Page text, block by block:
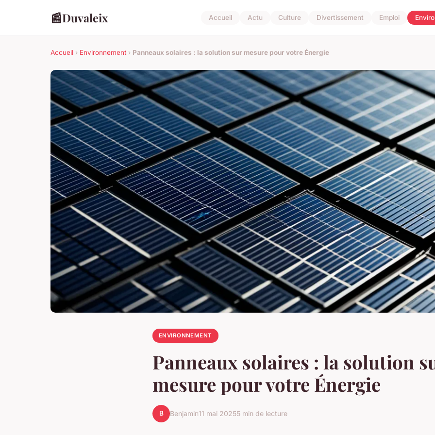
📰Duvaleix Accueil Actu Culture Divertissement Emploi
Accueil › Environnement › Panneaux solaires : la solution sur mesure pour votre Énergie
ENVIRONNEMENT
Panneaux solaires : la solution
mesure pour votre Énergie
B Benjamin11 mai 20255 min de lecture